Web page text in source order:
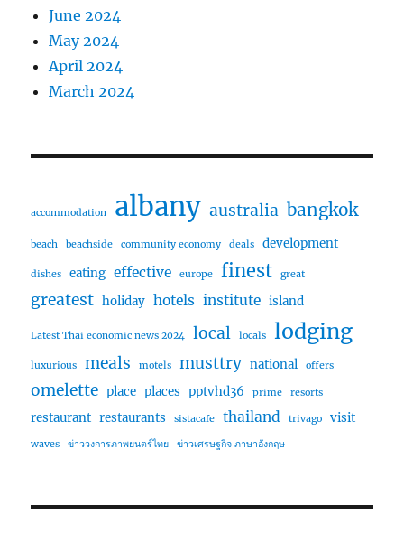
June 2024
May 2024
April 2024
March 2024
accommodation albany australia bangkok
beach beachside community economy deals development
dishes eating effective europe finest great
greatest holiday hotels institute island
Latest Thai economic news 2024 local locals lodging
luxurious meals motels musttry national offers
omelette place places pptvhd36 prime resorts
restaurant restaurants sistacafe thailand trivago visit
waves ข่าววงการภาพยนตร์ไทย ข่าวเศรษฐกิจ ภาษาอังกฤษ